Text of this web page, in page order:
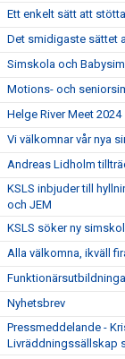
Ett enkelt sätt att
Det smidigaste sättet
Simskola och Babysim
Motions- och
Helge River Meet 2024
Vi välkomnar vår nya
Andreas Lidholm
KSLS inbjuder till
och JEM
KSLS söker ny
Alla välkomna, ikväll
Nyhetsbrev
Pressmeddelande -
Livräddningssällskap